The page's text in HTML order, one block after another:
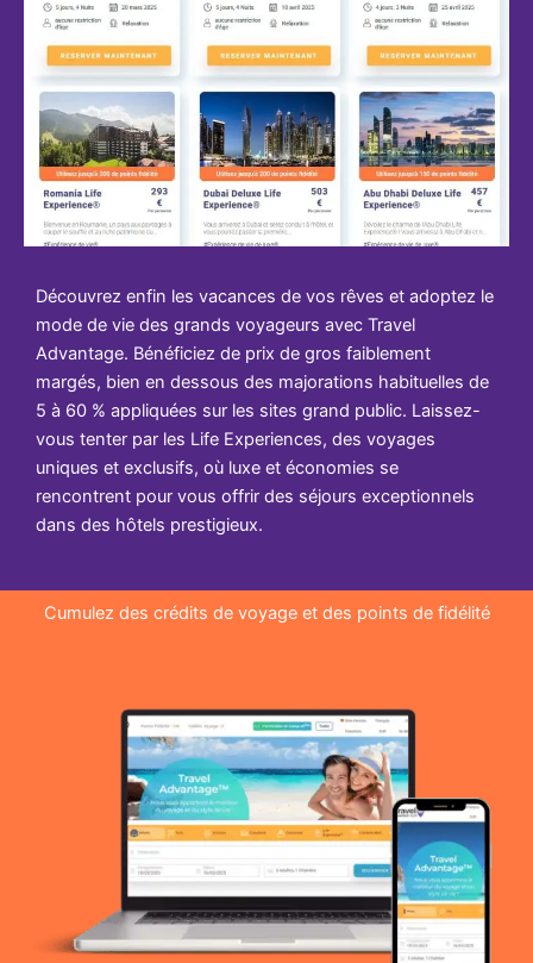
Découvrez enfin les vacances de vos rêves et adoptez le
mode de vie des grands voyageurs avec Travel
Advantage. Bénéficiez de prix de gros faiblement
margés, bien en dessous des majorations habituelles de
5 à 60 % appliquées sur les sites grand public. Laissez-
vous tenter par les Life Experiences, des voyages
uniques et exclusifs, où luxe et économies se
rencontrent pour vous offrir des séjours exceptionnels
dans des hôtels prestigieux.
Cumulez des crédits de voyage et des points de fidélité